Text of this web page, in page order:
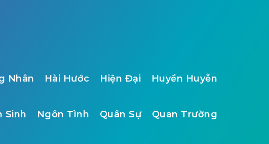
Nhân Hài Hước Hiện Đại Huyền Huyễn
Sinh Ngôn Tình Quân Sự Quan Trường